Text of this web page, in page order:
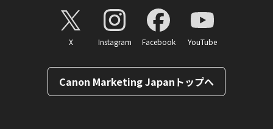
X Instagram Facebook YouTube
Canon Marketing Japanトップへ